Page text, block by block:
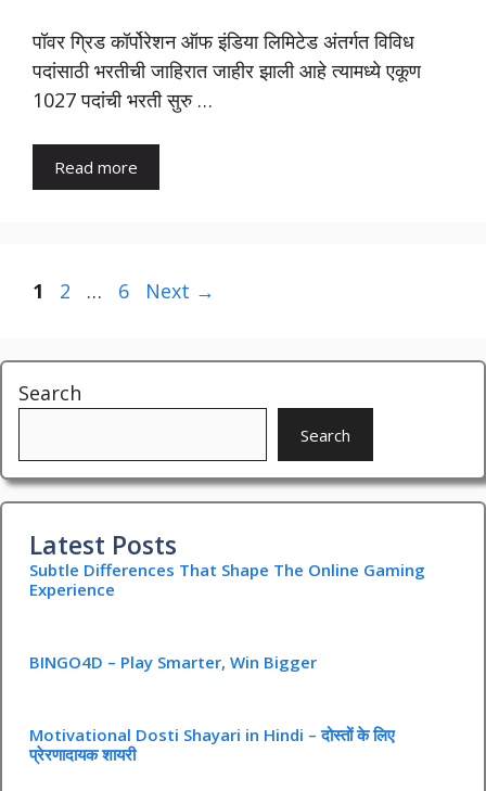
पॉवर ग्रिड कॉर्पोरेशन ऑफ इंडिया लिमिटेड अंतर्गत विविध
पदांसाठी भरतीची जाहिरात जाहीर झाली आहे त्यामध्ये एकूण
1027 पदांची भरती सुरु …
Read more
Page
1 Page
2 … Page
6 Next →
Search
Search
Latest Posts
Subtle Differences That Shape The Online Gaming
Experience
BINGO4D – Play Smarter, Win Bigger
Motivational Dosti Shayari in Hindi – दोस्तों के लिए
प्रेरणादायक शायरी